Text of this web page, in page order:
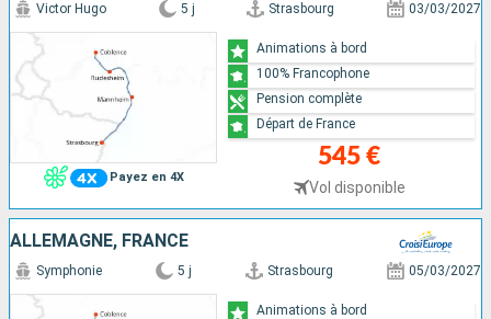
Payez en 4X
Victor Hugo 5 j Strasbourg 03/03/2027
545 €
Vol disponible
Animations à bord
100% Francophone
Pension complète
Départ de France
ALLEMAGNE, FRANCE
Symphonie 5 j Strasbourg 05/03/2027
Animations à bord